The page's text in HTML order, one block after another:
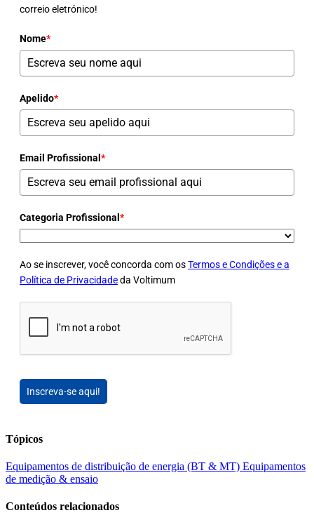
correio eletrónico!
Nome*
Apelido*
Email Profissional*
Categoria Profissional*
Ao se inscrever, você concorda com osTermos e Condições e a
Política de Privacidadeda Voltimum
Inscreva-se aqui!
Tópicos
Equipamentos de distribuição de energia (BT & MT) Equipamentos
de medição & ensaio
Conteúdos relacionados